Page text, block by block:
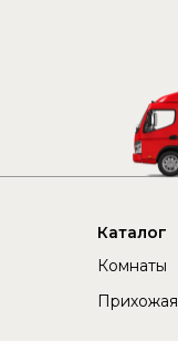
Каталог
Комнаты
Прихожая